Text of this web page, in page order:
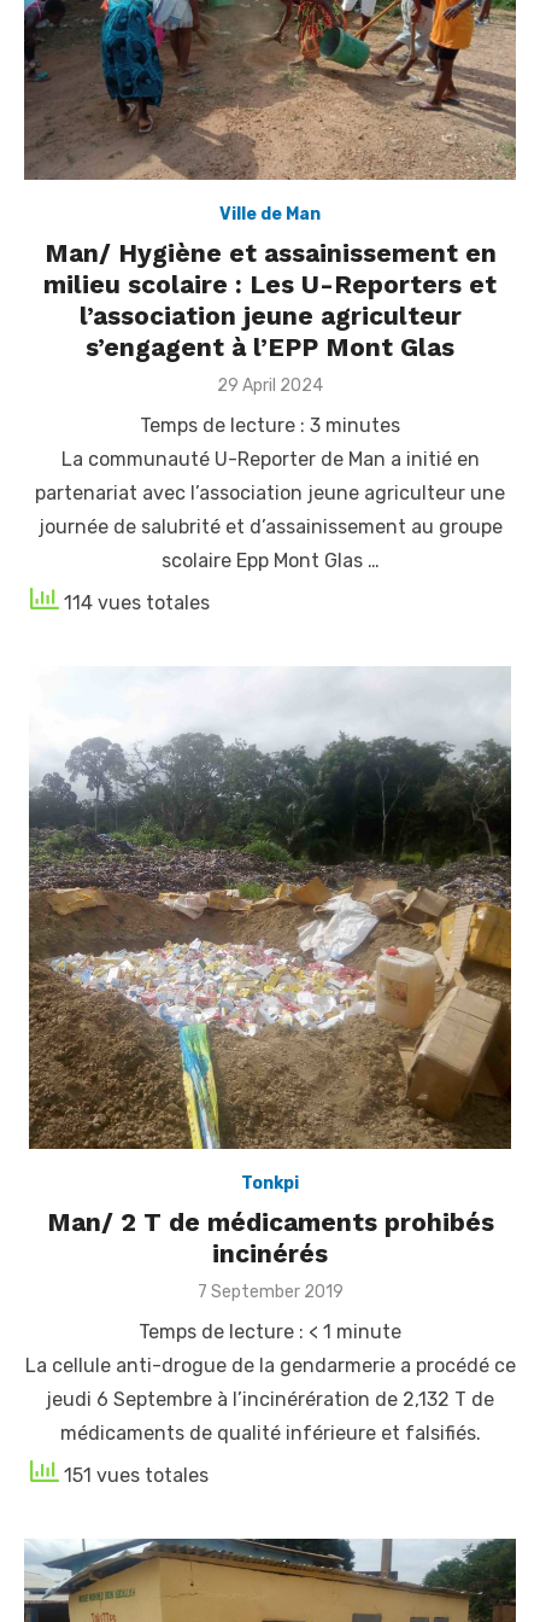
Ville de Man
Man/ Hygiène et assainissement en
milieu scolaire : Les U-Reporters et
l’association jeune agriculteur
s’engagent à l’EPP Mont Glas
Posted
29 April 2024
Temps de lecture : 3 minutes
La communauté U-Reporter de Man a initié en
partenariat avec l’association jeune agriculteur une
journée de salubrité et d’assainissement au groupe
scolaire Epp Mont Glas …
114 vues totales
Tonkpi
Man/ 2 T de médicaments prohibés
incinérés
Posted
7 September 2019
Temps de lecture : < 1 minute
La cellule anti-drogue de la gendarmerie a procédé ce
jeudi 6 Septembre à l’incinérération de 2,132 T de
médicaments de qualité inférieure et falsifiés.
151 vues totales